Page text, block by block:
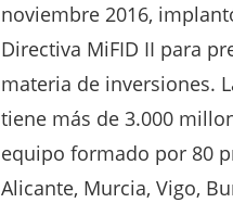
noviembre 2016,
Directiva MiFID II para
materia de inversiones.
tiene más de 3.000
equipo formado por 80
Alicante, Murcia, Vigo,